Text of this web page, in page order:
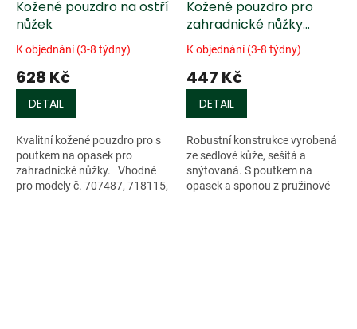
Kožené pouzdro na ostří
nůžek
K objednání (3-8 týdny)
628 Kč
DETAIL
Kvalitní kožené pouzdro pro s
poutkem na opasek pro
zahradnické nůžky. Vhodné
pro modely č. 707487, 718115,
718133, 718169,...
Kožené pouzdro pro
zahradnické nůžky
Barnel
K objednání (3-8 týdny)
447 Kč
DETAIL
Robustní konstrukce vyrobená
ze sedlové kůže, sešitá a
snýtovaná. S poutkem na
opasek a sponou z pružinové
oceli....